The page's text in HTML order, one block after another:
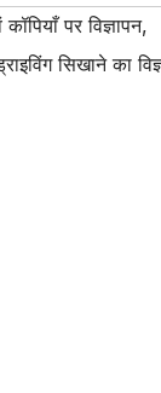
पर विज्ञापन,
सिखाने का